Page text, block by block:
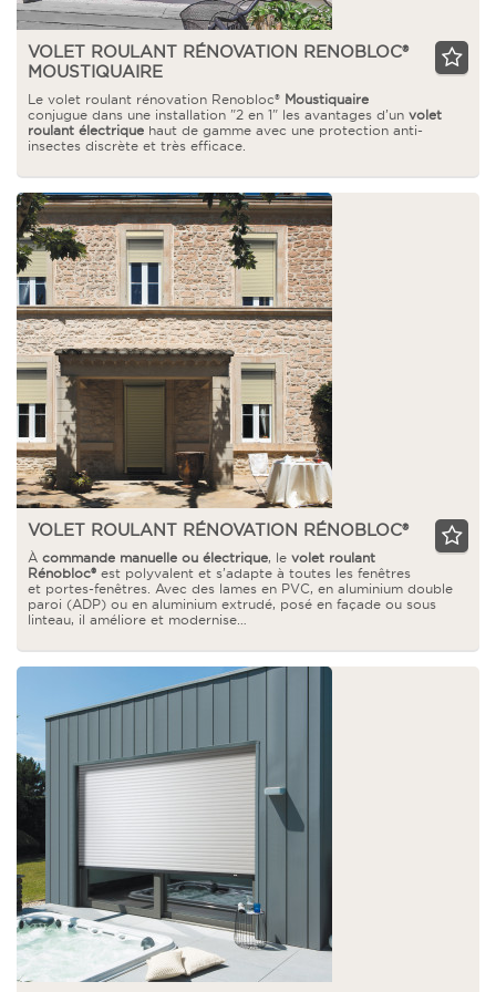
VOLET ROULANT RÉNOVATION RENOBLOC®
MOUSTIQUAIRE
Le volet roulant rénovation Renobloc® Moustiquaire
conjugue dans une installation "2 en 1" les avantages d’un volet
roulant électrique haut de gamme avec une protection anti-
insectes discrète et très efficace.
VOLET ROULANT RÉNOVATION RÉNOBLOC®
À commande manuelle ou électrique, le volet roulant
Rénobloc® est polyvalent et s’adapte à toutes les fenêtres
et portes-fenêtres. Avec des lames en PVC, en aluminium double
paroi (ADP) ou en aluminium extrudé, posé en façade ou sous
linteau, il améliore et modernise…